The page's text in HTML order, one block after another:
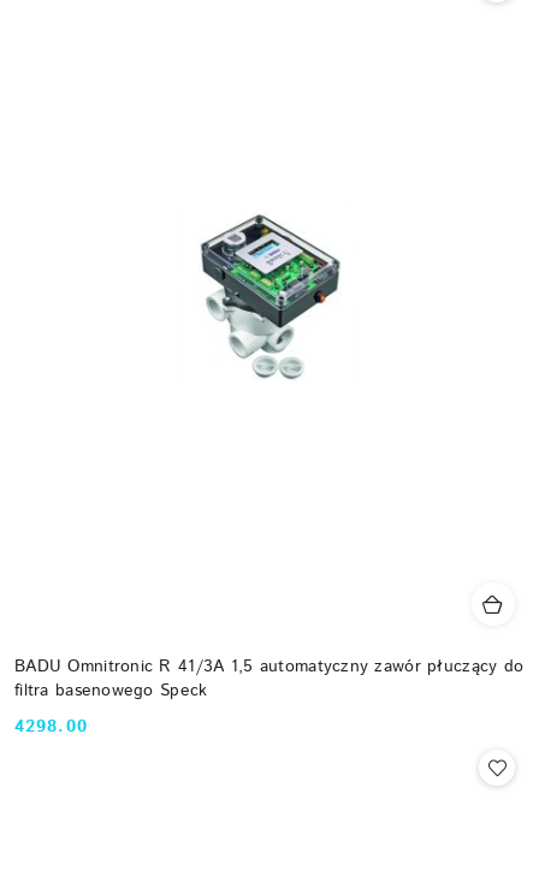
BADU Omnitronic R 41/3A 1,5 automatyczny zawór płuczący do
filtra basenowego Speck
Cena:
4298.00